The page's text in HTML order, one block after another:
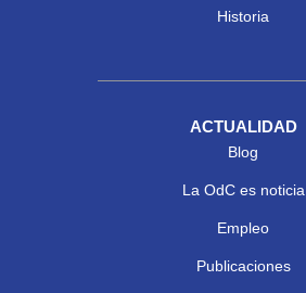
Historia
ACTUALIDAD
Blog
La OdC es noticia
Empleo
Publicaciones